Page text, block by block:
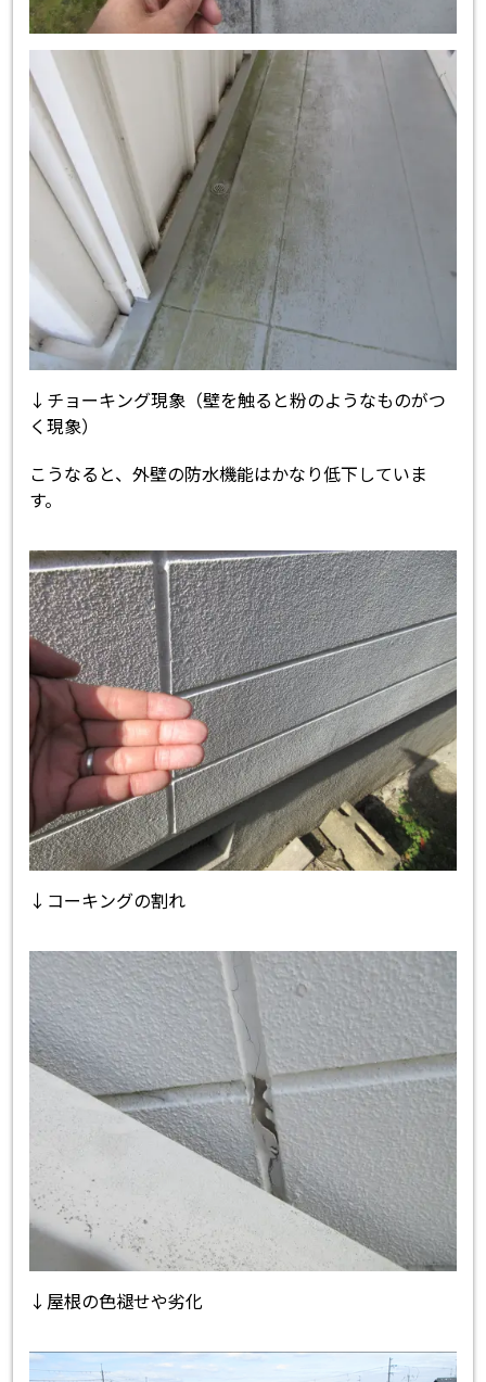
↓チョーキング現象（壁を触ると粉のようなものがつ
く現象）
こうなると、外壁の防水機能はかなり低下していま
す。
↓コーキングの割れ
↓屋根の色褪せや劣化